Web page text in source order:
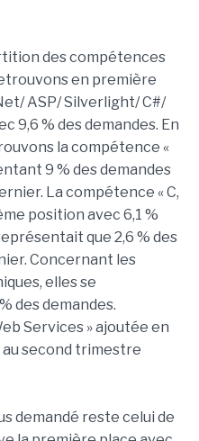
des compétences
en première
ASP/ Silverlight/ C#/
9,6 % des demandes. En
la compétence «
9 % des demandes
La compétence « C,
position avec 6,1 %
que 2,6 % des
Concernant les
elles se
des demandes.
Services » ajoutée en
second trimestre
demandé reste celui de